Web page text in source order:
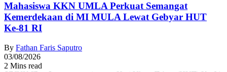
Mahasiswa KKN UMLA Perkuat Semangat
Kemerdekaan di MI MULA Lewat Gebyar HUT
Ke-81 RI
By Fathan Faris Saputro
03/08/2026
2 Mins read